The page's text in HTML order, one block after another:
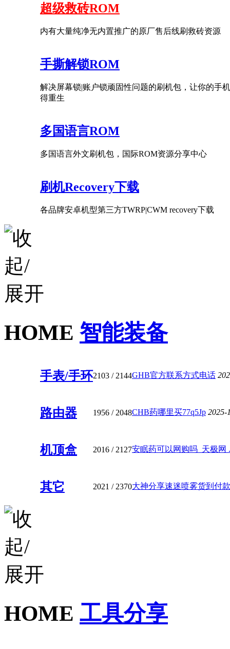
超级救砖ROM
内有大量纯净无内置推广的原厂售后线刷救砖资源
手撕解锁ROM
解决屏幕锁|账户锁顽固性问题的刷机包，让你的手
得重生
多国语言ROM
多国语言外文刷机包，国际ROM资源分享中心
刷机Recovery下载
各品牌安卓机型第三方TWRP|CWM recovery下载
HOME 智能装备
手表/手环2103 / 2144GHB官方联系方式电话
路由器 1956 / 2048CHB药哪里买77q5Jp 2025-
机顶盒 2016 / 2127安眠药可以网购吗_天极网
其它 2021 / 2370大神分享速迷喷雾货到付
HOME 工具分享